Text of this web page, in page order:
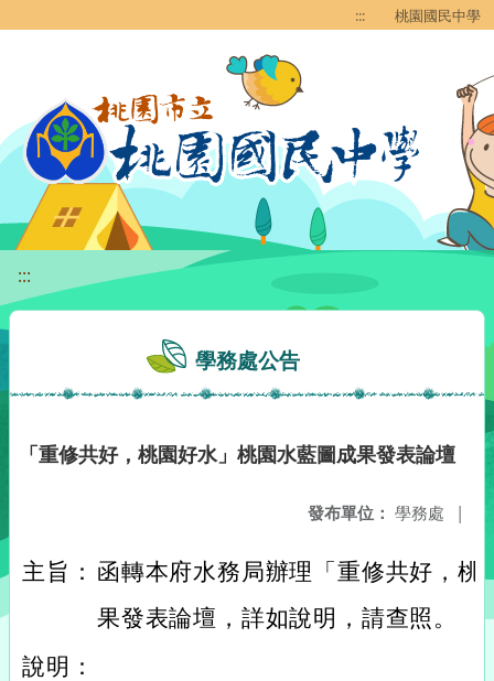
::: 桃園國民中學
:::
學務處公告
「重修共好，桃園好水」桃園水藍圖成果發表論壇
發布單位： 學務處 |
主旨： 函轉本府水務局辦理「重修共好，桃
果發表論壇，詳如說明，請查照。
說明：